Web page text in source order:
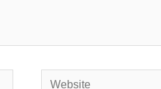
Website